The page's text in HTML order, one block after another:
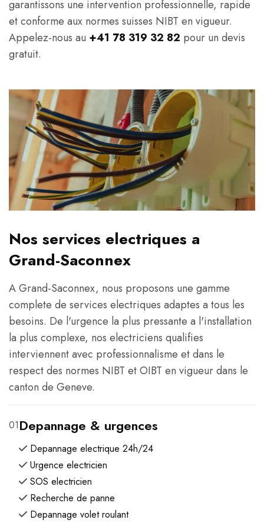
garantissons une intervention professionnelle, rapide
et conforme aux normes suisses NIBT en vigueur.
Appelez-nous au +41 78 319 32 82 pour un devis
gratuit.
Nos services electriques a
Grand-Saconnex
A Grand-Saconnex, nous proposons une gamme
complete de services electriques adaptes a tous les
besoins. De l'urgence la plus pressante a l'installation
la plus complexe, nos electriciens qualifies
interviennent avec professionnalisme et dans le
respect des normes NIBT et OIBT en vigueur dans le
canton de Geneve.
01Depannage & urgences
Depannage electrique 24h/24
Urgence electricien
SOS electricien
Recherche de panne
Depannage volet roulant